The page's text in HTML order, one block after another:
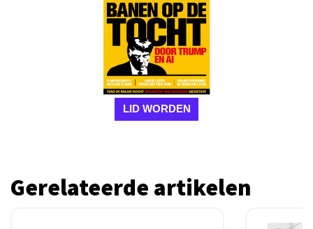
LID WORDEN
Gerelateerde artikelen